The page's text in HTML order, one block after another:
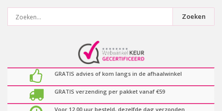
Zoeken
GRATIS advies of kom langs in de afhaalwinkel
GRATIS verzending per pakket vanaf €59
Voor 12.00 uur besteld, dezelfde dag verzonden